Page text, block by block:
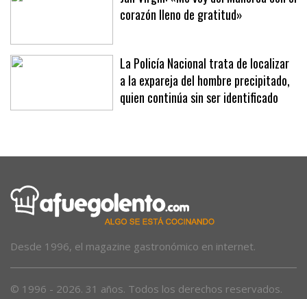
Jan Virgili: «Me voy del Mallorca con el
La Policía Nacional trata de localizar
a la expareja del hombre precipitado,